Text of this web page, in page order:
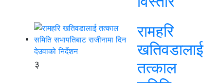
३
रामहरि
खतिवडालाई
तत्काल